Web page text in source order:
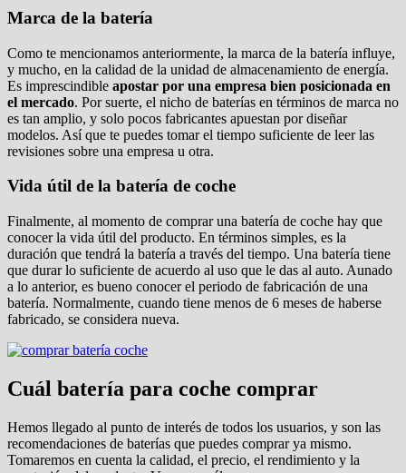
Marca de la batería
Como te mencionamos anteriormente, la marca de la batería influye,
y mucho, en la calidad de la unidad de almacenamiento de energía.
Es imprescindible apostar por una empresa bien posicionada en
el mercado. Por suerte, el nicho de baterías en términos de marca no
es tan amplio, y solo pocos fabricantes apuestan por diseñar
modelos. Así que te puedes tomar el tiempo suficiente de leer las
revisiones sobre una empresa u otra.
Vida útil de la batería de coche
Finalmente, al momento de comprar una batería de coche hay que
conocer la vida útil del producto. En términos simples, es la
duración que tendrá la batería a través del tiempo. Una batería tiene
que durar lo suficiente de acuerdo al uso que le das al auto. Aunado
a lo anterior, es bueno conocer el periodo de fabricación de una
batería. Normalmente, cuando tiene menos de 6 meses de haberse
fabricado, se considera nueva.
Cuál batería para coche comprar
Hemos llegado al punto de interés de todos los usuarios, y son las
recomendaciones de baterías que puedes comprar ya mismo.
Tomaremos en cuenta la calidad, el precio, el rendimiento y la